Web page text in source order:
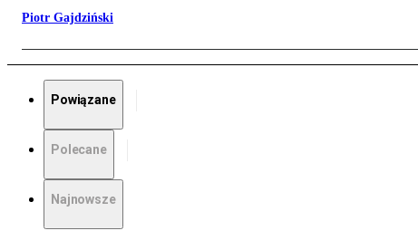
Piotr Gajdziński
Powiązane
Polecane
Najnowsze